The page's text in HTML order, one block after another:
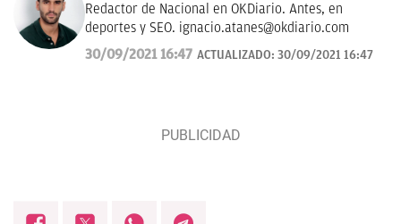
Redactor de Nacional en OKDiario. Antes, en
deportes y SEO. ignacio.atanes@okdiario.com
30/09/2021 16:47 ACTUALIZADO: 30/09/2021 16:47